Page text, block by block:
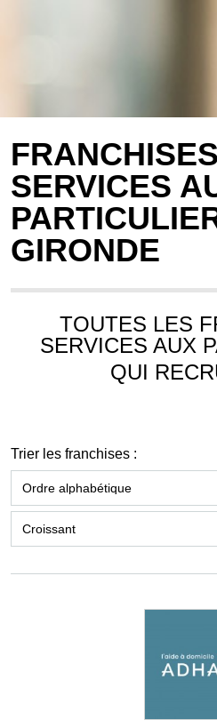
FRANCHISES
SERVICES
GIRONDE
TOUTES LES
SERVICES AUX
QUI
Trier les franchises :